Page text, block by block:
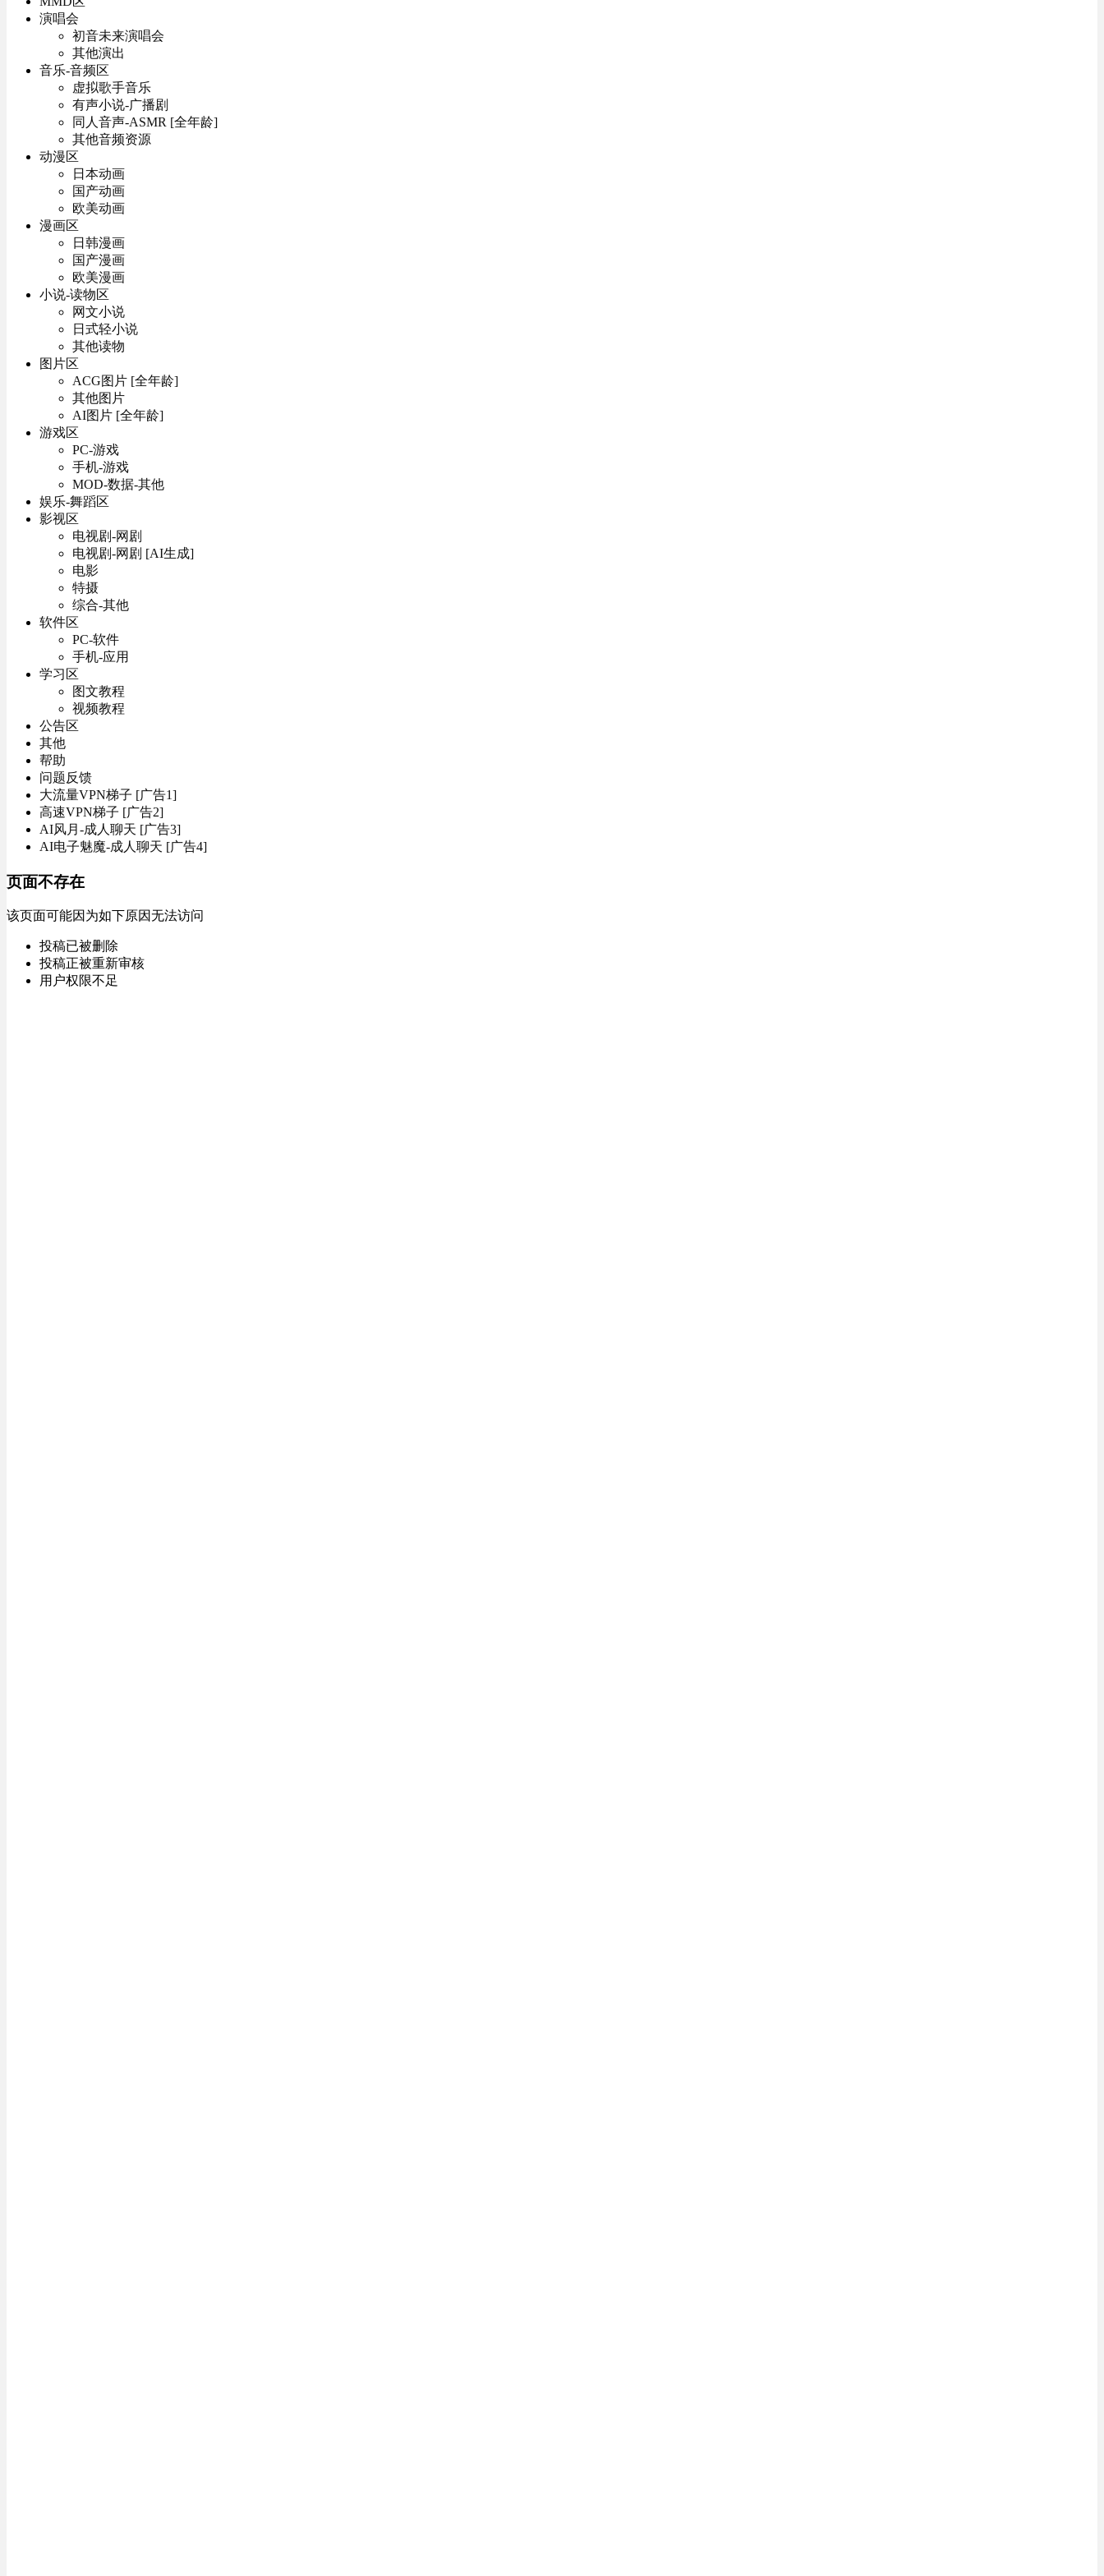
演唱会
初音未来演唱会
其他演出
音乐-音频区
虚拟歌手音乐
有声小说-广播剧
同人音声-ASMR [全年龄]
其他音频资源
动漫区
日本动画
国产动画
欧美动画
漫画区
日韩漫画
国产漫画
欧美漫画
小说-读物区
网文小说
日式轻小说
其他读物
图片区
ACG图片 [全年龄]
其他图片
AI图片 [全年龄]
游戏区
PC-游戏
手机-游戏
MOD-数据-其他
娱乐-舞蹈区
影视区
电视剧-网剧
电视剧-网剧 [AI生成]
电影
特摄
综合-其他
软件区
PC-软件
手机-应用
学习区
图文教程
视频教程
公告区
其他
帮助
问题反馈
大流量VPN梯子 [广告1]
高速VPN梯子 [广告2]
AI风月-成人聊天 [广告3]
AI电子魅魔-成人聊天 [广告4]
页面不存在
该页面可能因为如下原因无法访问
投稿已被删除
投稿正被重新审核
用户权限不足